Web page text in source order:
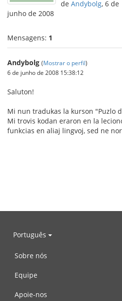
de Andybolg, 6 de
junho de 2008
Mensagens: 1
Andybolg (Mostrar o perfil)
6 de junho de 2008 15:38:12
Saluton!
Mi nun tradukas la kurson "Puzlo
Mi trovis kodan eraron en la
funkcias en aliaj lingvoj, sed ne
Português
Sobre nós
Equipe
Apoie-nos